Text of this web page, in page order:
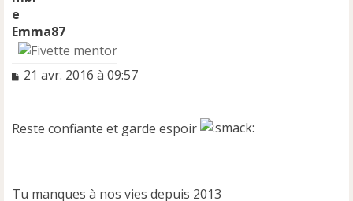
Emma87
M
a
o
21 avr. 2016 à 09:57
Reste confiante et garde espoir
Tu manques à nos vies depuis 2013